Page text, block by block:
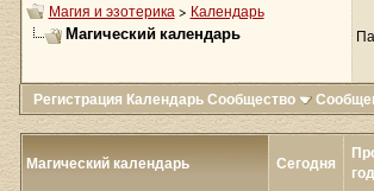
Магия и эзотерика > Календарь
Магический календарь
Регистрация КалендарьСообщество
Магический календарь Сегодня